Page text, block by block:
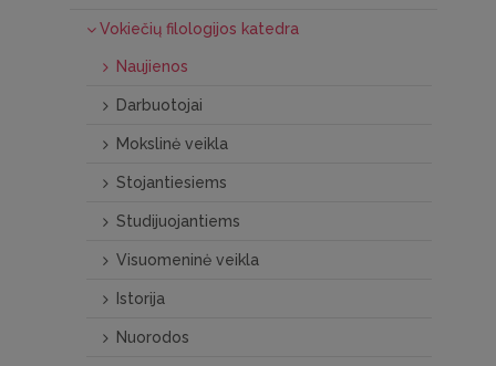
Vokiečių filologijos katedra
Naujienos
Darbuotojai
Mokslinė veikla
Stojantiesiems
Studijuojantiems
Visuomeninė veikla
Istorija
Nuorodos